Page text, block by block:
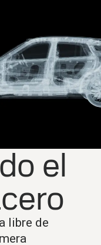
el
libre de